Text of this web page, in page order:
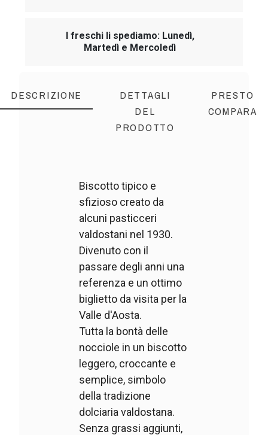
I freschi li spediamo: Lunedì,
Martedì e Mercoledì
DESCRIZIONE
DETTAGLI
DEL
PRODOTTO
PRESTO
COMPARA
Biscotto tipico e
sfizioso creato da
alcuni pasticceri
valdostani nel 1930.
Divenuto con il
passare degli anni una
referenza e un ottimo
biglietto da visita per la
Valle d'Aosta.
Tutta la bontà delle
nocciole in un biscotto
leggero, croccante e
semplice, simbolo
della tradizione
dolciaria valdostana.
Senza grassi aggiunti,